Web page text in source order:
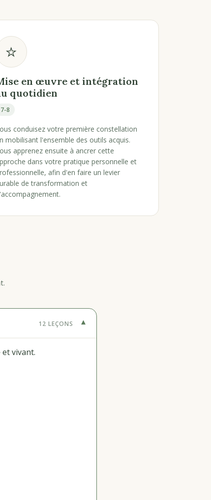
⭐
en œuvre et intégration
quotidien
7-8
conduisez votre première constellation
mobilisant l'ensemble des outils acquis.
apprenez ensuite à ancrer cette
dans votre pratique personnelle et
afin d'en faire un levier
de transformation et
12 LEÇONS ▾
vivant.